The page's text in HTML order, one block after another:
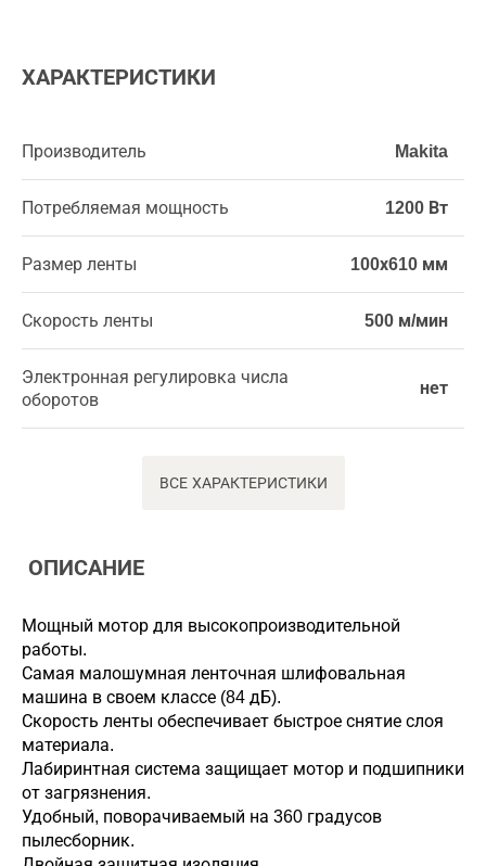
ХАРАКТЕРИСТИКИ
Производитель Makita
Потребляемая мощность 1200 Вт
Размер ленты 100х610 мм
Скорость ленты 500 м/мин
Электронная регулировка числа
оборотов
нет
ВСЕ ХАРАКТЕРИСТИКИ
ОПИСАНИЕ
Мощный мотор для высокопроизводительной
работы.
Самая малошумная ленточная шлифовальная
машина в своем классе (84 дБ).
Скорость ленты обеспечивает быстрое снятие слоя
материала.
Лабиринтная система защищает мотор и подшипники
от загрязнения.
Удобный, поворачиваемый на 360 градусов
пылесборник.